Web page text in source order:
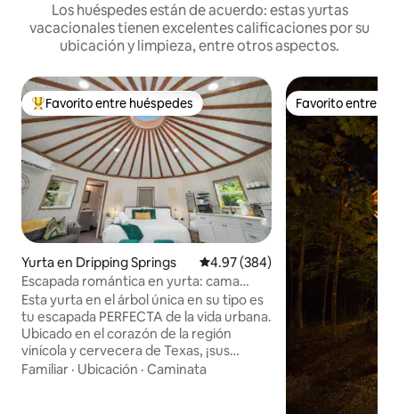
Los huéspedes están de acuerdo: estas yurtas
vacacionales tienen excelentes calificaciones por su
ubicación y limpieza, entre otros aspectos.
Favorito entre huéspedes preferido
Favorito entre huéspedes
Yurta en Dripping Springs Calificación promedio: 4.97 de
4.97 (384)
Escapada romántica en yurta: cama
tamaño king | jacuzzi privado
Esta yurta en el árbol única en su tipo es
tu escapada PERFECTA de la vida urbana.
Ubicado en el corazón de la región
vinícola y cervecera de Texas, ¡sus
excursiones de un día están a solo
Familiar · Ubicación · Caminata
Favorito entre
Favorito entre